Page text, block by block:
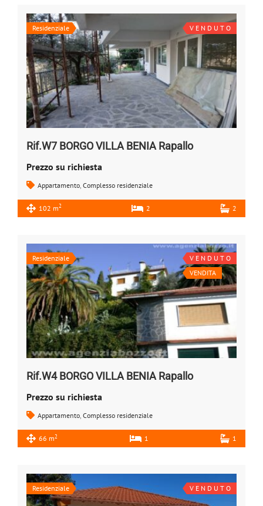
Residenziale V E N D U T O
Rif.W7 BORGO VILLA BENIA Rapallo
Prezzo su richiesta
Appartamento Complesso residenziale
102 m2 2 2
Residenziale
V E N D U T O
VENDITA
Rif.W4 BORGO VILLA BENIA Rapallo
Prezzo su richiesta
Appartamento, Complesso residenziale
66 m2 1 1
Residenziale V E N D U T O